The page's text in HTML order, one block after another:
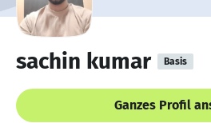
sachin kumar Basis
Ganzes Profil